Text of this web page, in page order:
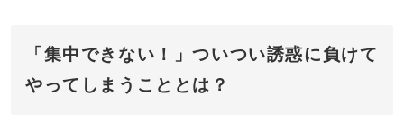
「集中できない！」ついつい誘惑に負けて
やってしまうこととは？